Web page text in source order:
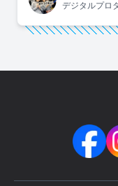
デジタルプロ
やっています